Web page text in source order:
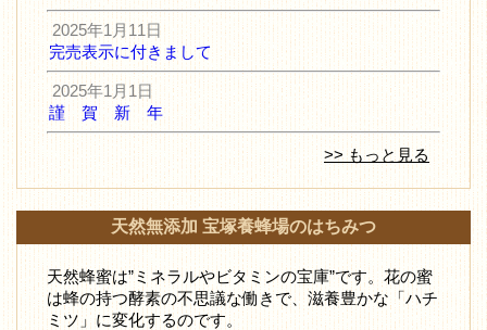
2025年1月11日
完売表示に付きまして
2025年1月1日
謹 賀 新 年
>> もっと見る
天然無添加 宝塚養蜂場のはちみつ
天然蜂蜜は”ミネラルやビタミンの宝庫”です。花の蜜
は蜂の持つ酵素の不思議な働きで、滋養豊かな「ハチ
ミツ」に変化するのです。